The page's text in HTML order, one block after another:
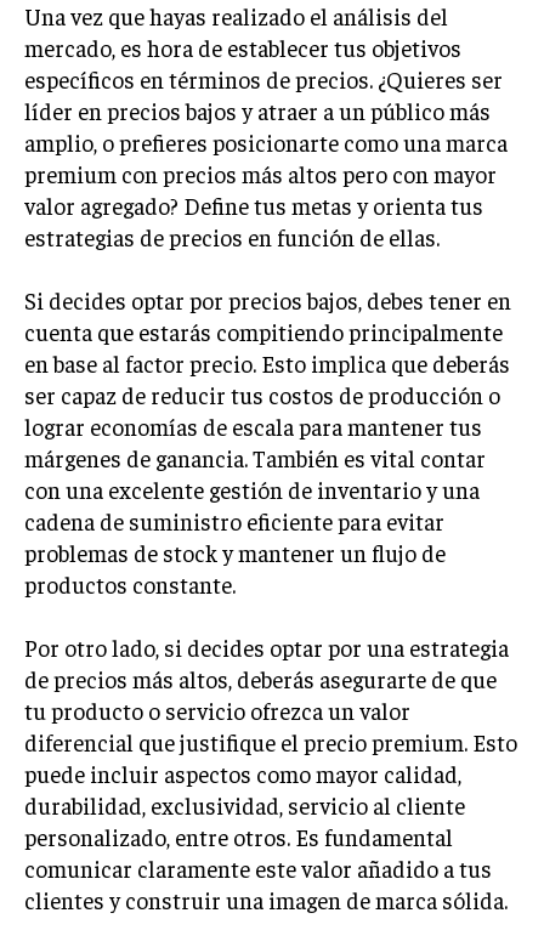
GESTIÓN DE CLIENTES
EMPRENDIMIENTO
INNOVACIÓN EMPRESARIAL
GESTIÓN DEL CAMBIO
LIDERAZGO
HABILIDADES DIRECTIVAS
EMPRENDIMIENTO
PLANIFICACIÓN EMPRESARIAL
FINANZAS
FINANZAS Y CONTABILIDAD
GESTIÓN DE RECURSOS FINANCIEROS
INVERSIONES Y MERCADOS FINANCIEROS
CONTABILIDAD EMPRESARIAL
INTERNACIONAL
NEGOCIOS INTERNACIONALES
COMERCIO INTERNACIONAL
EXPANSIÓN GLOBAL
IMPORTACIÓN Y EXPORTACIÓN
ALIANZAS ESTRATÉGICAS
Una vez que hayas realizado el análisis del
mercado, es hora de establecer tus objetivos
específicos en términos de precios. ¿Quieres ser
líder en precios bajos y atraer a un público más
amplio, o prefieres posicionarte como una marca
premium con precios más altos pero con mayor
valor agregado? Define tus metas y orienta tus
estrategias de precios en función de ellas.
Si decides optar por precios bajos, debes tener en
cuenta que estarás compitiendo principalmente
en base al factor precio. Esto implica que deberás
ser capaz de reducir tus costos de producción o
lograr economías de escala para mantener tus
márgenes de ganancia. También es vital contar
con una excelente gestión de inventario y una
cadena de suministro eficiente para evitar
problemas de stock y mantener un flujo de
productos constante.
Por otro lado, si decides optar por una estrategia
de precios más altos, deberás asegurarte de que
tu producto o servicio ofrezca un valor
diferencial que justifique el precio premium. Esto
puede incluir aspectos como mayor calidad,
durabilidad, exclusividad, servicio al cliente
personalizado, entre otros. Es fundamental
comunicar claramente este valor añadido a tus
clientes y construir una imagen de marca sólida.